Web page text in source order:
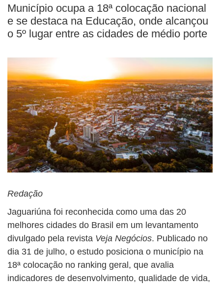
Município ocupa a 18ª colocação nacional
e se destaca na Educação, onde alcançou
o 5º lugar entre as cidades de médio porte
Redação
Jaguariúna foi reconhecida como uma das 20
melhores cidades do Brasil em um levantamento
divulgado pela revista Veja Negócios. Publicado no
dia 31 de julho, o estudo posiciona o município na
18ª colocação no ranking geral, que avalia
indicadores de desenvolvimento, qualidade de vida,